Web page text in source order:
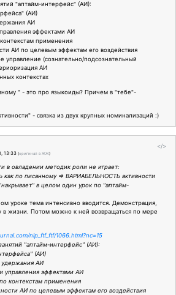
"аптайм-интерфейс" (АИ):
(АИ)
АИ
эффектами АИ
применения
АИ по целевым эффектам его воздействия
управление (сознательно/подсознательный
АИ
контекстах
" - это про языкоиды? Причем в "тебе"-
- связка из двух крупных номинализаций :)
</>
13:33 (оригинал в ЖЖ)
в овладении методик роли не играет:
по писанному => ВАРИАБЕЛЬНОСТЬ активности
в целом один урок по "аптайм-
уроке тема интенсивно вводится. Демонстрация,
в жизни. Потом можно к ней возвращаться по мере
nlp_ftf_ftf/1066.html?nc=15
"аптайм-интерфейс" (АИ):
(АИ)
удержания АИ
управления эффектами АИ
контекстам применения
АИ по целевым эффектам его воздействия